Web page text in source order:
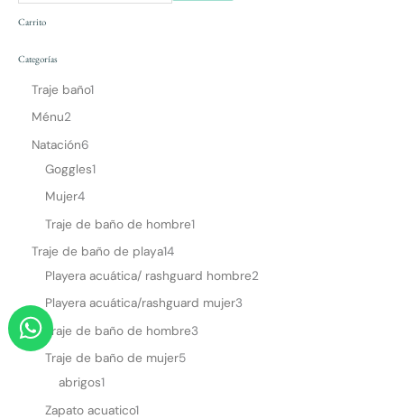
W
h
Carrito
Categorías
Traje baño1
Ménu2
Natación6
Goggles1
Mujer4
Traje de baño de hombre1
Traje de baño de playa14
Playera acuática/ rashguard hombre2
Playera acuática/rashguard mujer3
Traje de baño de hombre3
Traje de baño de mujer5
abrigos1
Zapato acuatico1